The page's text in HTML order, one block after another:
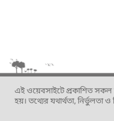
এই ওয়েবসাইটে প্রকাশিত সকল
হয়। তথ্যের যথার্থতা, নির্ভুলতা ও